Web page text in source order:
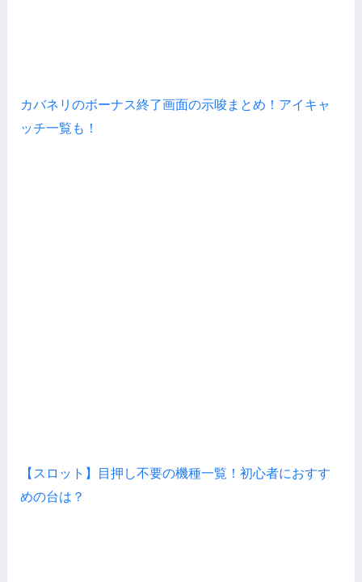
カバネリのボーナス終了画面の示唆まとめ！アイキャ
ッチ一覧も！
【スロット】目押し不要の機種一覧！初心者におすす
めの台は？